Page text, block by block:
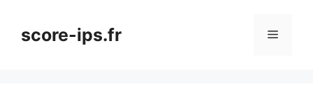
contenuscore-ips.fr Menu